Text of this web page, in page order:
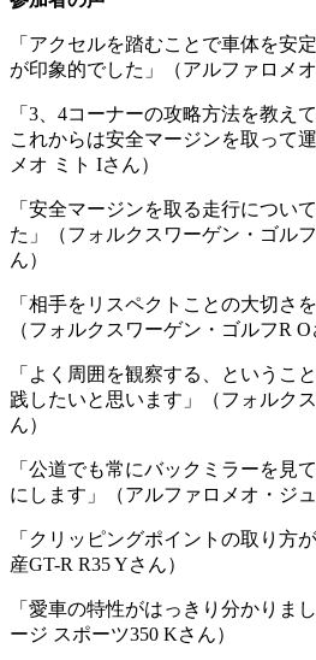
「アクセルを踏むことで車体を安
が印象的でした」（アルファロメオ
「3、4コーナーの攻略方法を教え
これからは安全マージンを取って
メオ ミト Iさん）
「安全マージンを取る走行につい
た」（フォルクスワーゲン・ゴル
ん）
「相手をリスペクトことの大切さ
（フォルクスワーゲン・ゴルフR O
「よく周囲を観察する、というこ
践したいと思います」（フォルク
ん）
「公道でも常にバックミラーを見
にします」（アルファロメオ・ジ
「クリッピングポイントの取り方
産GT-R R35 Yさん）
「愛車の特性がはっきり分かりま
ージ スポーツ350 Kさん）